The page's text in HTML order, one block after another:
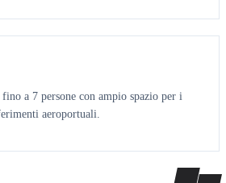
a 7 persone con ampio spazio per i
aeroportuali.